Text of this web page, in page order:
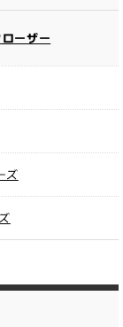
ーザー
ズ